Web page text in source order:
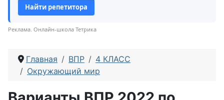
Найти репетитора
Реклама. Онлайн-школа Тетрика
Главная ВПР
4 КЛАСС
Окружающий мир